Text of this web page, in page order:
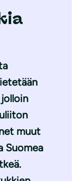
muut
Suomea